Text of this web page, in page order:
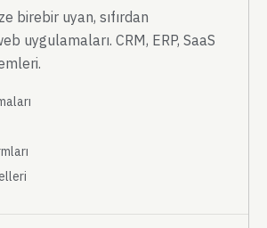
birebir uyan, sıfırdan
uygulamaları. CRM, ERP, SaaS